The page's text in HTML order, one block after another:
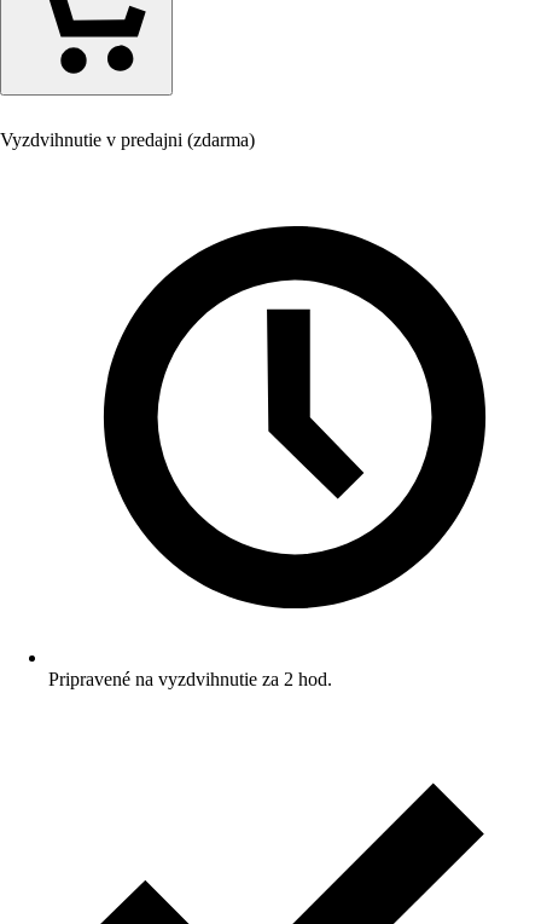
Vyzdvihnutie v predajni (zdarma)
Pripravené na vyzdvihnutie za 2 hod.